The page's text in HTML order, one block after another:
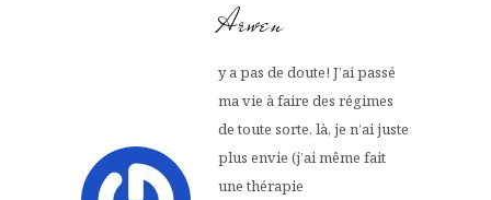
Arwen
y a pas de doute! J’ai passé
ma vie à faire des régimes
de toute sorte, là, je n’ai juste
plus envie (j’ai même fait
une thérapie
FLUX INSTA